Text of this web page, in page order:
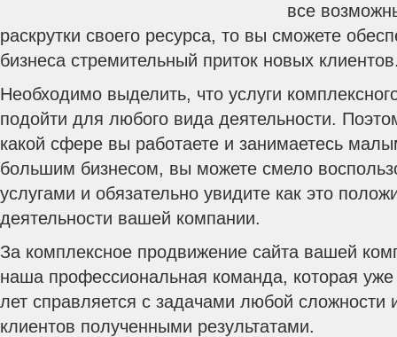
все
раскрутки своего ресурса, то вы сможете
бизнеса стремительный приток новых
Необходимо выделить, что услуги
подойти для любого вида деятельности.
какой сфере вы работаете и занимаетесь
большим бизнесом, вы можете смело
услугами и обязательно увидите как это
деятельности вашей компании.
За комплексное продвижение сайта вашей
наша профессиональная команда, которая
лет справляется с задачами любой сложности
клиентов полученными результатами.